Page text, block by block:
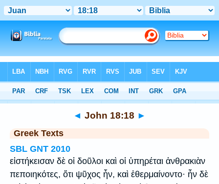
Greek> John 18:18
◄ John 18:18 ►
Greek Texts
SBL GNT 2010
εἱστήκεισαν δὲ οἱ δοῦλοι καὶ οἱ ὑπηρέται ἀνθρακιὰν
πεποιηκότες, ὅτι ψῦχος ἦν, καὶ ἐθερμαίνοντο· ἦν δὲ